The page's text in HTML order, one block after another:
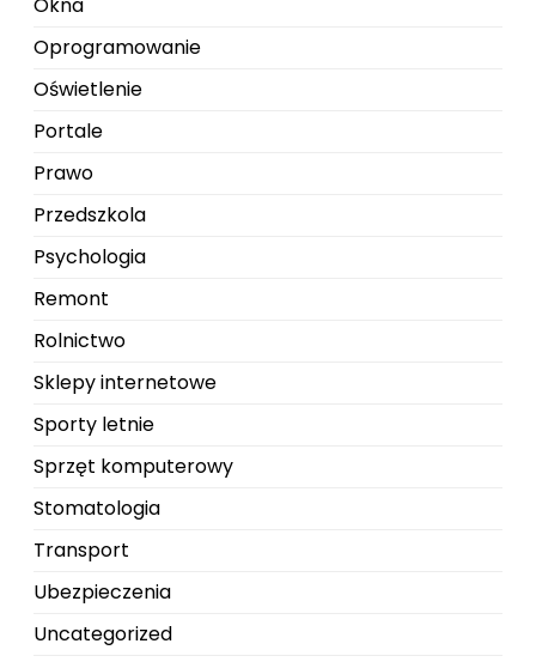
Oprogramowanie
Oświetlenie
Portale
Prawo
Przedszkola
Psychologia
Remont
Rolnictwo
Sklepy internetowe
Sporty letnie
Sprzęt komputerowy
Stomatologia
Transport
Ubezpieczenia
Uncategorized